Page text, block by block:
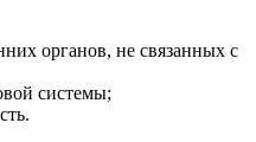
органов, не связанных с
системы;